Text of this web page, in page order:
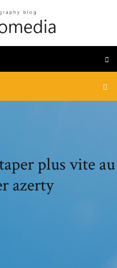
plus vite au
azerty